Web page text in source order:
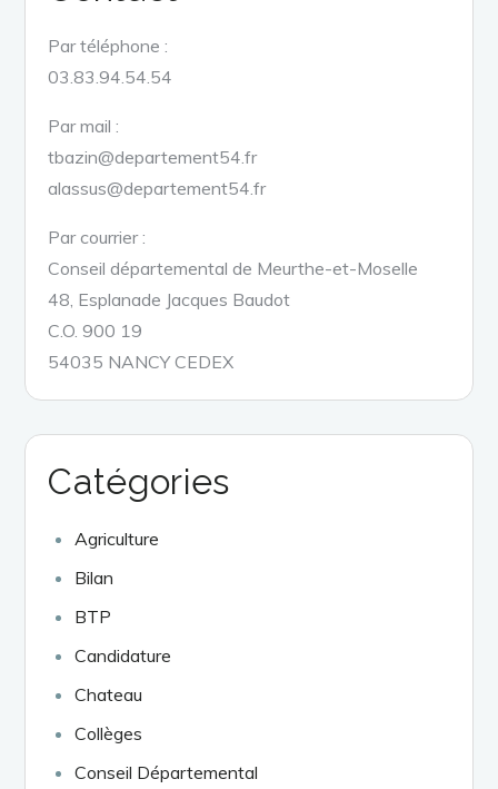
Par téléphone :
03.83.94.54.54
Par mail :
tbazin@departement54.fr
alassus@departement54.fr
Par courrier :
Conseil départemental de Meurthe-et-Moselle
48, Esplanade Jacques Baudot
C.O. 900 19
54035 NANCY CEDEX
Catégories
Agriculture
Bilan
BTP
Candidature
Chateau
Collèges
Conseil Départemental